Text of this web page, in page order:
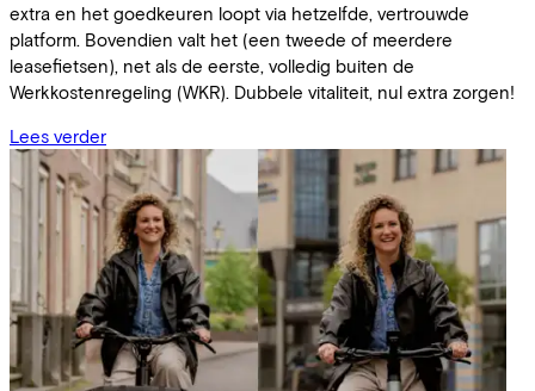
extra en het goedkeuren loopt via hetzelfde, vertrouwde
platform. Bovendien valt het (een tweede of meerdere
leasefietsen), net als de eerste, volledig buiten de
Werkkostenregeling (WKR). Dubbele vitaliteit, nul extra zorgen!
Lees verder